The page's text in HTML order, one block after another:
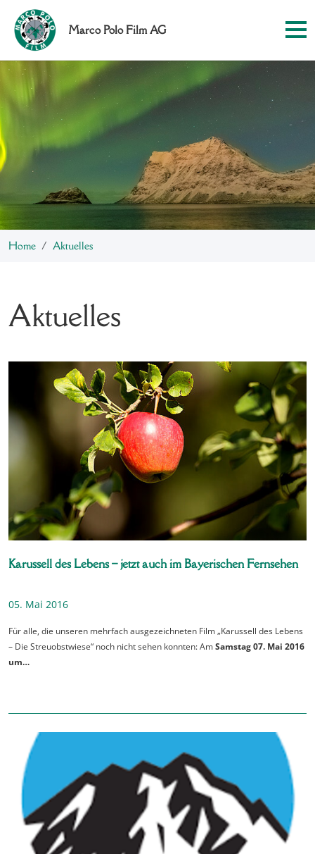
Marco Polo Film AG
Home Aktuelles
Aktuelles
Karussell des Lebens – jetzt auch im Bayerischen Fernsehen
05. Mai 2016
Für alle, die unseren mehrfach ausgezeichneten Film „Karussell des Lebens
– Die Streuobstwiese“ noch nicht sehen konnten: AmSamstag 07. Mai 2016
um…